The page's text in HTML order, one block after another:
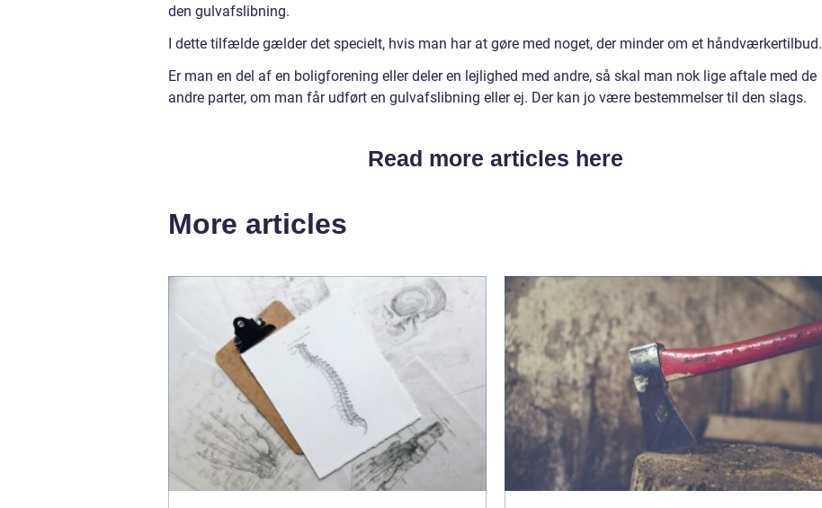
den gulvafslibning.
I dette tilfælde gælder det specielt, hvis man har at gøre med noget, der minder om et håndværkertilbud.
Er man en del af en boligforening eller deler en lejlighed med andre, så skal man nok lige aftale med de
andre parter, om man får udført en gulvafslibning eller ej. Der kan jo være bestemmelser til den slags.
Read more articles here
More articles